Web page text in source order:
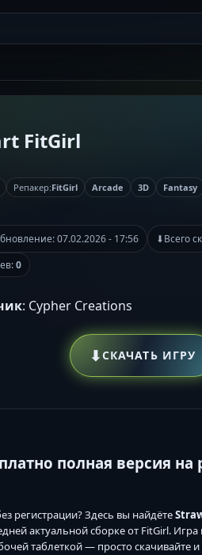
FitGirl
Репакер:FitGirl Arcade 3D Fantasy
07.02.2026 - 17:56 ⬇Всего
0
: Cypher Creations
⬇СКАЧАТЬ ИГРУ
полная версия на
регистрации? Здесь вы найдёте
актуальной сборке от FitGirl.
таблеткой — просто скачивайте и